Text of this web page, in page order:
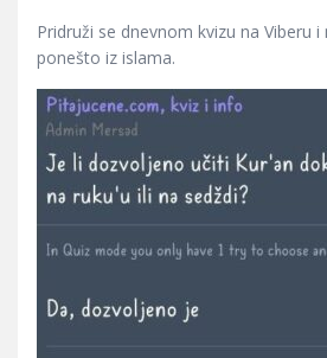
Pridruži se dnevnom kvizu na Viberu i
ponešto iz islama.